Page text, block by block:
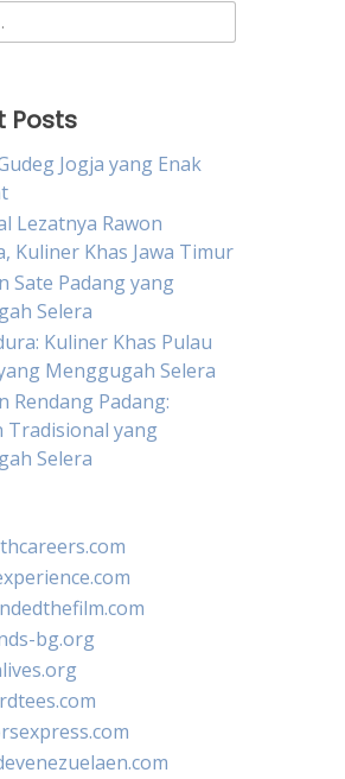
Posts
Jogja yang Enak
Lezatnya Rawon
Kuliner Khas Jawa Timur
Sate Padang yang
Selera
Kuliner Khas Pulau
Menggugah Selera
Rendang Padang:
Tradisional yang
Selera
bg.org